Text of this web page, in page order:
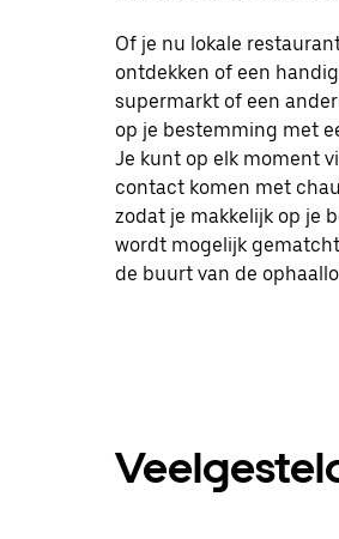
Of je nu lokale
ontdekken of een
supermarkt of een
op je bestemming met
Je kunt op elk moment
contact komen met
zodat je makkelijk op je
wordt mogelijk
de buurt van de